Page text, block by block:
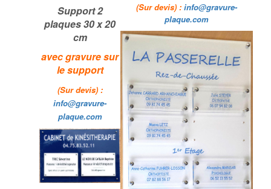
Support 2
plaques 30 x 20
cm
avec gravure sur
le support
(Sur devis) :
info@gravure-
plaque.com
(Sur devis) : info@gravure-
plaque.com